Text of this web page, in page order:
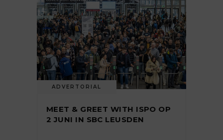
ADVERTORIAL
MEET & GREET WITH ISPO OP
2 JUNI IN SBC LEUSDEN